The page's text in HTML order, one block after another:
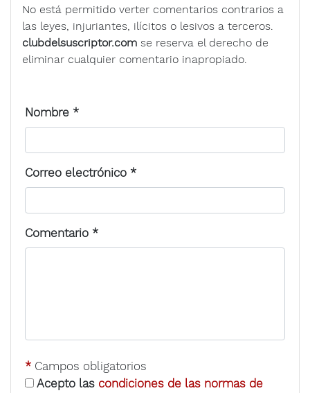
No está permitido verter comentarios contrarios a
las leyes, injuriantes, ilícitos o lesivos a terceros.
clubdelsuscriptor.com se reserva el derecho de
eliminar cualquier comentario inapropiado.
Nombre *
Correo electrónico *
Comentario *
* Campos obligatorios
Acepto las condiciones de las normas de